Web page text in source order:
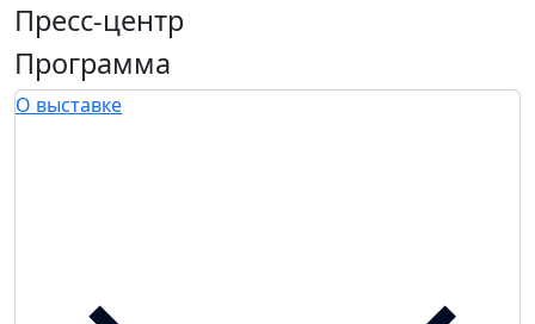
Пресс-центр
Программа
О выставке